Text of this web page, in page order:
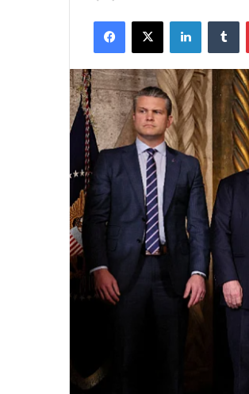
email
Facebook
X LinkedIn